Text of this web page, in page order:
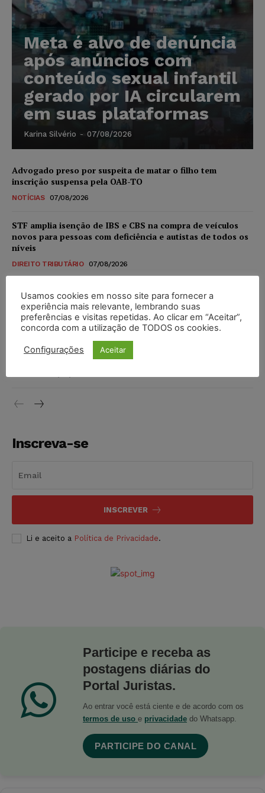
Meta é alvo de denúncia
após anúncios com
conteúdo sexual infantil
gerado por IA circularem
em suas plataformas
Karina Silvério - 07/08/2026
Advogado preso por suspeita de matar o filho tem
inscrição suspensa pela OAB-TO
NOTÍCIAS 07/08/2026
STF amplia isenção de IBS e CBS na compra de veículos
novos para pessoas com deficiência e autistas de todos os
níveis
DIREITO TRIBUTÁRIO 07/08/2026
Justiça do Trabalho mantém justa causa de empregado que
vendia canetas emagrecedoras no local de trabalho
NOTÍCIAS 07/08/2026
Justiça de SP decreta prisão de suspeito investigado na
morte de advogado
Inscreva-se
INSCREVER
Li e aceito a Política de Privacidade.
Participe e receba as
postagens diárias do
Portal Juristas.
Ao entrar você está ciente e de acordo com os
termos de uso e privacidade do Whatsapp.
PARTICIPE DO CANAL
Usamos cookies em nosso site para fornecer a
experiência mais relevante, lembrando suas
preferências e visitas repetidas. Ao clicar em “Aceitar”,
concorda com a utilização de TODOS os cookies.
Configurações Aceitar